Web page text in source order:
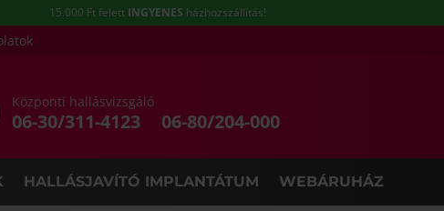
15.000 Ft felett INGYENES házhozszállítás!
Központi hallásvizsgáló
06-30/311-4123 06-80/204-000
HALLÁSJAVÍTÓ IMPLANTÁTUM WEBÁRUHÁZ